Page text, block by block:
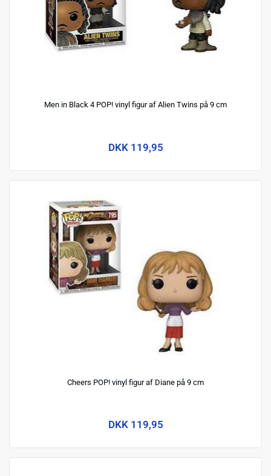
Men in Black 4 POP! vinyl figur af Alien Twins på 9 cm
DKK 119,95
Cheers POP! vinyl figur af Diane på 9 cm
DKK 119,95